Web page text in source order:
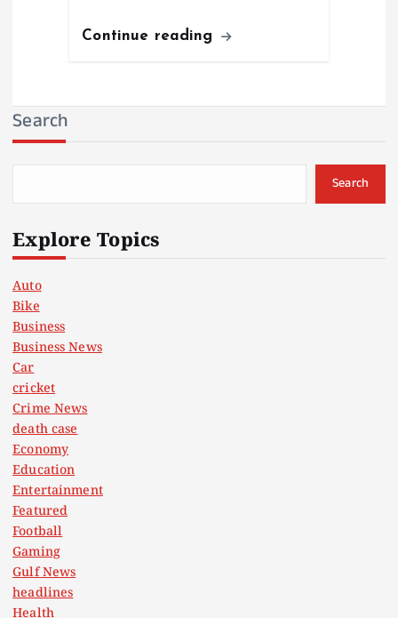
Continue reading
Search
Search
Explore Topics
Auto
Bike
Business
Business News
Car
cricket
Crime News
death case
Economy
Education
Entertainment
Featured
Football
Gaming
Gulf News
headlines
Health